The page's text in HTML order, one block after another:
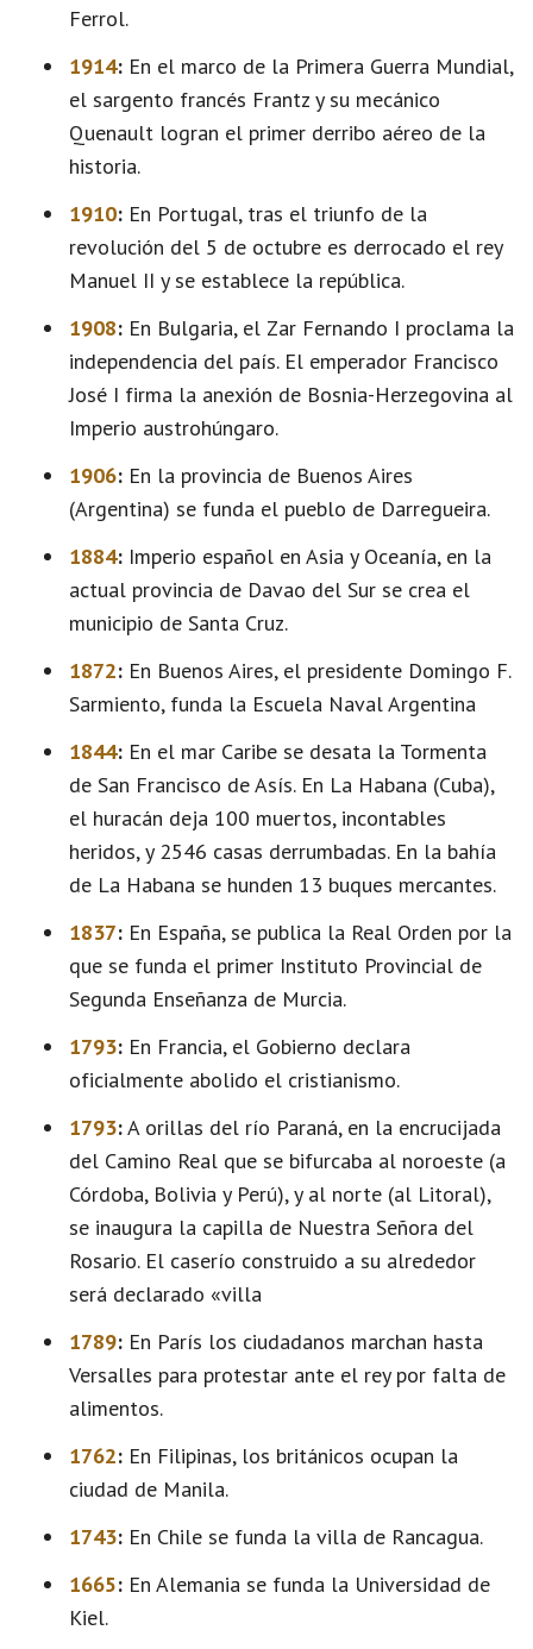
Ferrol.
1914: En el marco de la Primera Guerra Mundial,
el sargento francés Frantz y su mecánico
Quenault logran el primer derribo aéreo de la
historia.
1910: En Portugal, tras el triunfo de la
revolución del 5 de octubre es derrocado el rey
Manuel II y se establece la república.
1908: En Bulgaria, el Zar Fernando I proclama la
independencia del país. El emperador Francisco
José I firma la anexión de Bosnia-Herzegovina al
Imperio austrohúngaro.
1906: En la provincia de Buenos Aires
(Argentina) se funda el pueblo de Darregueira.
1884: Imperio español en Asia y Oceanía, en la
actual provincia de Davao del Sur se crea el
municipio de Santa Cruz.
1872: En Buenos Aires, el presidente Domingo F.
Sarmiento, funda la Escuela Naval Argentina
1844: En el mar Caribe se desata la Tormenta
de San Francisco de Asís. En La Habana (Cuba),
el huracán deja 100 muertos, incontables
heridos, y 2546 casas derrumbadas. En la bahía
de La Habana se hunden 13 buques mercantes.
1837: En España, se publica la Real Orden por la
que se funda el primer Instituto Provincial de
Segunda Enseñanza de Murcia.
1793: En Francia, el Gobierno declara
oficialmente abolido el cristianismo.
1793:A orillas del río Paraná, en la encrucijada
del Camino Real que se bifurcaba al noroeste (a
Córdoba, Bolivia y Perú), y al norte (al Litoral),
se inaugura la capilla de Nuestra Señora del
Rosario. El caserío construido a su alrededor
será declarado «villa
1789: En París los ciudadanos marchan hasta
Versalles para protestar ante el rey por falta de
alimentos.
1762: En Filipinas, los británicos ocupan la
ciudad de Manila.
1743: En Chile se funda la villa de Rancagua.
1665: En Alemania se funda la Universidad de
Kiel.